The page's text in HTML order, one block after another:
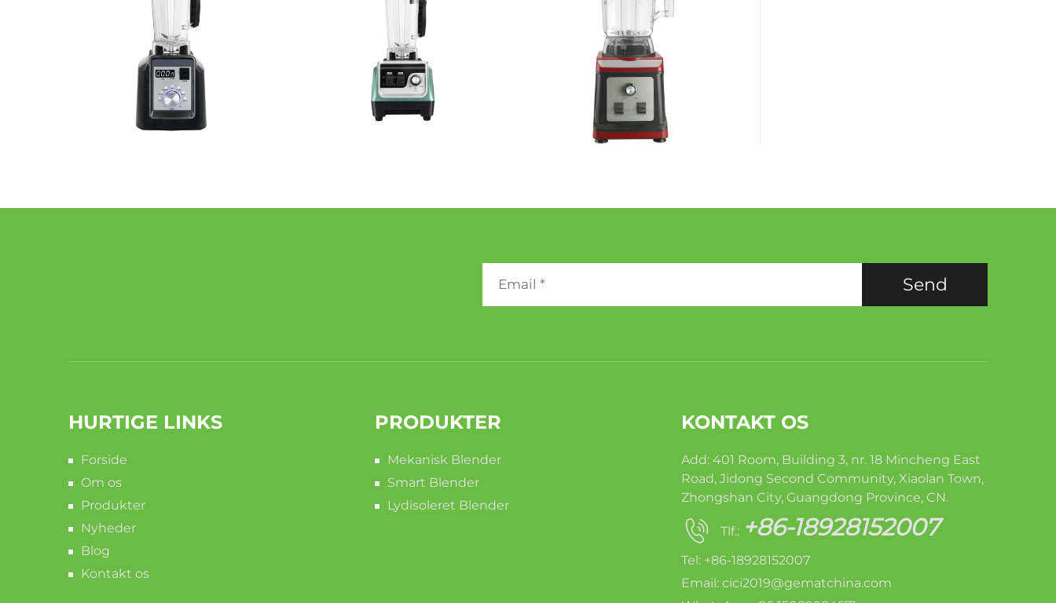
Send
HURTIGE LINKS
Forside
Om os
Produkter
Nyheder
Blog
Kontakt os
PRODUKTER
Mekanisk Blender
Smart Blender
Lydisoleret Blender
KONTAKT OS
Add: 401 Room, Building 3, nr. 18 Mincheng East
Road, Jidong Second Community, Xiaolan Town,
Zhongshan City, Guangdong Province, CN.
Tlf.: +86-18928152007
Tel: +86-18928152007
Email: cici2019@gematchina.com